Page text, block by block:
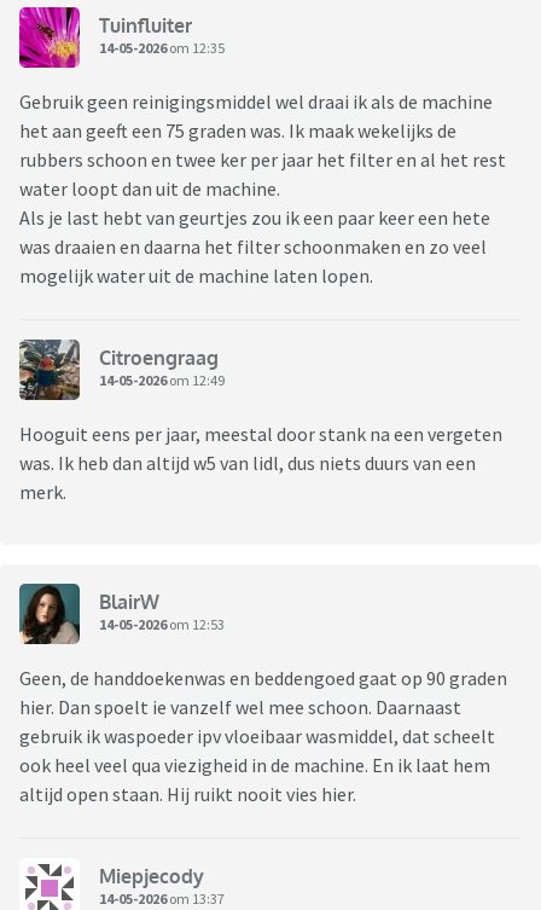
Tuinfluiter
14-05-2026om 12:35
Gebruik geen reinigingsmiddel wel draai ik als de machine
het aan geeft een 75 graden was. Ik maak wekelijks de
rubbers schoon en twee ker per jaar het filter en al het rest
water loopt dan uit de machine.
Als je last hebt van geurtjes zou ik een paar keer een hete
was draaien en daarna het filter schoonmaken en zo veel
mogelijk water uit de machine laten lopen.
Citroengraag
14-05-2026om 12:49
Hooguit eens per jaar, meestal door stank na een vergeten
was. Ik heb dan altijd w5 van lidl, dus niets duurs van een
merk.
BlairW
14-05-2026om 12:53
Geen, de handdoekenwas en beddengoed gaat op 90 graden
hier. Dan spoelt ie vanzelf wel mee schoon. Daarnaast
gebruik ik waspoeder ipv vloeibaar wasmiddel, dat scheelt
ook heel veel qua viezigheid in de machine. En ik laat hem
altijd open staan. Hij ruikt nooit vies hier.
Miepjecody
14-05-2026om 13:37